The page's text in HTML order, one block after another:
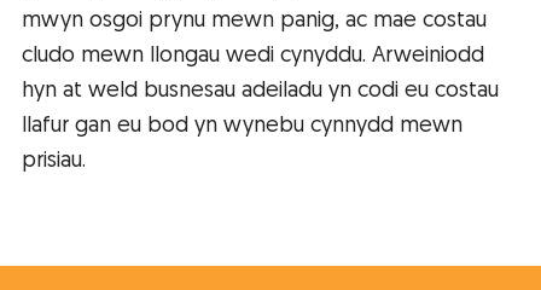
mwyn osgoi prynu mewn panig, ac mae costau
cludo mewn llongau wedi cynyddu. Arweiniodd
hyn at weld busnesau adeiladu yn codi eu costau
llafur gan eu bod yn wynebu cynnydd mewn
prisiau.